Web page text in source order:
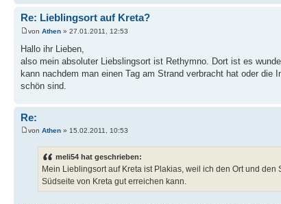
Re: Lieblingsort auf Kreta?
von Athen » 27.01.2011, 12:53
Hallo ihr Lieben,
also mein absoluter Liebslingsort ist Rethymno. Dort ist es
kann nachdem man einen Tag am Strand verbracht hat oder
schön sind.
Re:
von Athen » 15.02.2011, 10:53
meli54 hat geschrieben:
Mein Lieblingsort auf Kreta ist Plakias, weil ich den Ort und
Südseite von Kreta gut erreichen kann.